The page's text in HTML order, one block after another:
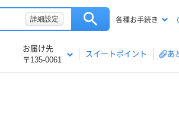
詳細設定 各種お手続き
お届け先
〒135-0061
スイートポイント あ